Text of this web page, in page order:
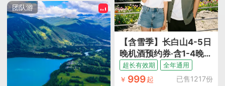
崖)+冰沟林海8日跟团游
| 探秘大漠风情+星空+丹
霞地貌
团队游
【含雪季】长白山4-5日
晚机酒预约券·含1-4晚万
达智选/悦华/锦华度假/
华美胜地瑞士/松果里酒
超长有效期 全年通用
￥ 999起 已售1217份